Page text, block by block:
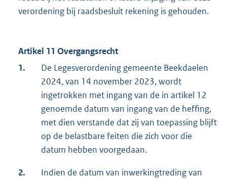
verordening bij raadsbesluit rekening is gehouden.
Artikel 11 Overgangsrecht
1.
De Legesverordening gemeente Beekdaelen
2024, van 14 november 2023, wordt
ingetrokken met ingang van de in artikel 12
genoemde datum van ingang van de heffing,
met dien verstande dat zij van toepassing blijft
op de belastbare feiten die zich voor die
datum hebben voorgedaan.
2.
Indien de datum van inwerkingtreding van